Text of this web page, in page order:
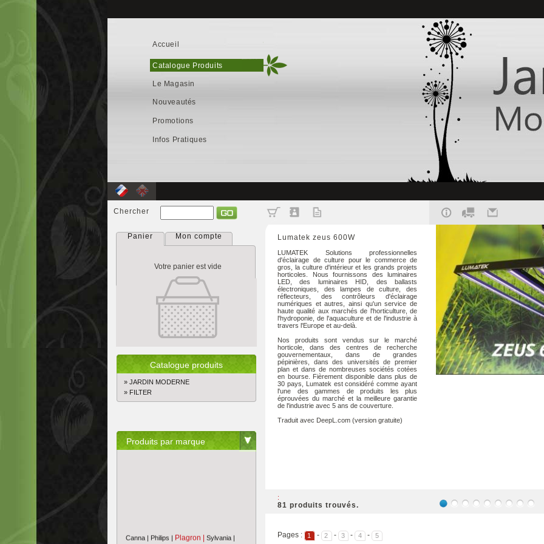
Accueil
Catalogue Produits
Le Magasin
Nouveautés
Promotions
Infos Pratiques
Chercher
Panier Mon compte
Votre panier est vide
Catalogue produits
» JARDIN MODERNE
» FILTER
Produits par marque
Lumatek zeus 600W
LUMATEK Solutions professionnelles
d'éclairage de culture pour le commerce de
gros, la culture d'intérieur et les grands projets
horticoles. Nous fournissons des luminaires
LED, des luminaires HID, des ballasts
électroniques, des lampes de culture, des
réflecteurs, des contrôleurs d'éclairage
numériques et autres, ainsi qu'un service de
haute qualité aux marchés de l'horticulture, de
l'hydroponie, de l'aquaculture et de l'industrie à
travers l'Europe et au-delà.
Nos produits sont vendus sur le marché
horticole, dans des centres de recherche
gouvernementaux, dans de grandes
pépinières, dans des universités de premier
plan et dans de nombreuses sociétés cotées
en bourse. Fièrement disponible dans plus de
30 pays, Lumatek est considéré comme ayant
l'une des gammes de produits les plus
éprouvées du marché et la meilleure garantie
de l'industrie avec 5 ans de couverture.
Traduit avec DeepL.com (version gratuite)
:
81 produits trouvés.
Pages : 1 - 2 - 3 - 4 - 5